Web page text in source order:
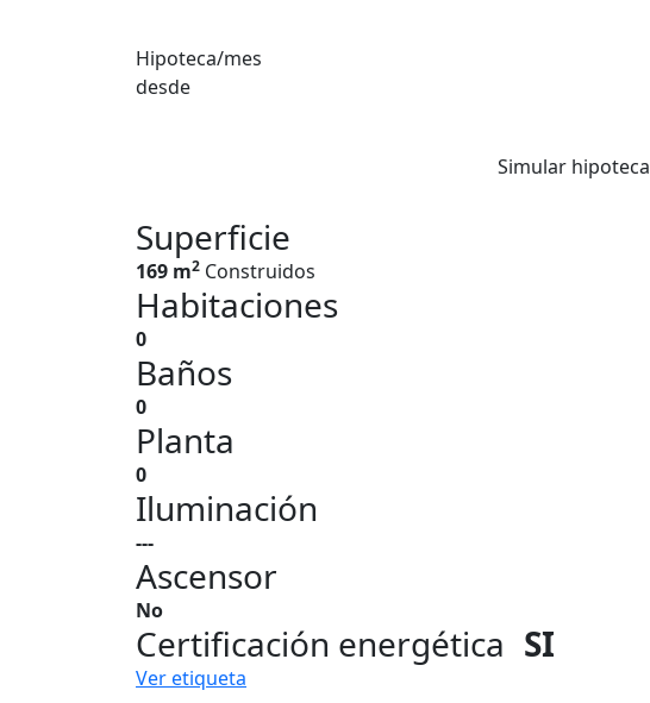
Hipoteca/mes
desde
Simular hipoteca
Superficie
169 m2 Construidos
Habitaciones
0
Baños
0
Planta
0
Iluminación
---
Ascensor
No
Certificación energética SI
Ver etiqueta